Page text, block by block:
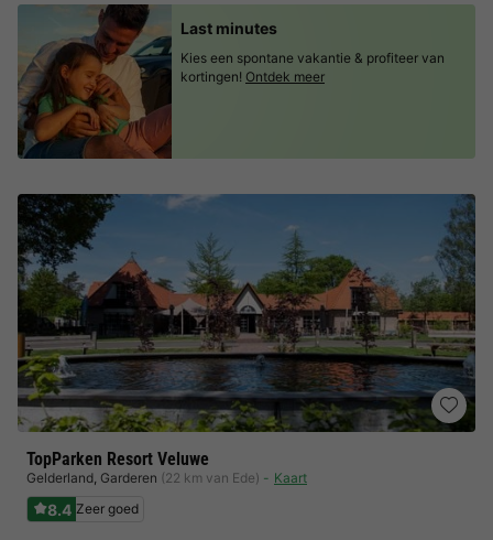
TopParken Resort Veluwe
Gelderland, Garderen (22 km van Ede) Kaart
8.4 Zeer goed
Last minutes
Kies een spontane vakantie & profiteer van
kortingen! Ontdek meer